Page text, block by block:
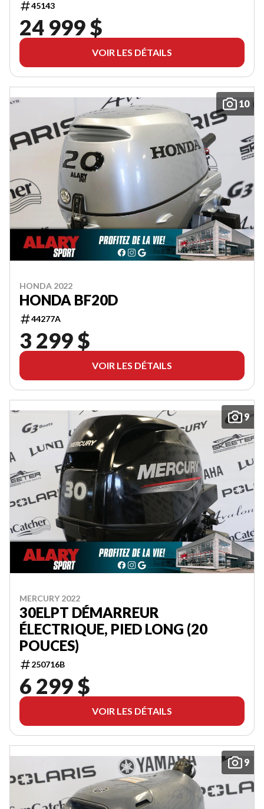
45143
24 999 $
VOIR LES DÉTAILS
10
HONDA 2022
HONDA BF20D
44277A
3 299 $
VOIR LES DÉTAILS
9
MERCURY 2022
30ELPT DÉMARREUR
ÉLECTRIQUE, PIED LONG (20
POUCES)
250716B
6 299 $
VOIR LES DÉTAILS
9